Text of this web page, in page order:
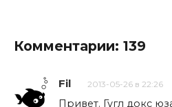
Комментарии: 139
Fil 2013-05-26 в 22:26
Привет. Гугл докс